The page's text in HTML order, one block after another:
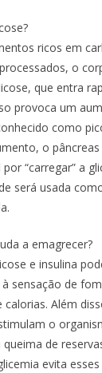
ricos em
o
que entra
provoca um
como
o pâncreas
“carregar” a
será usada
a emagrecer?
e insulina
sensação de
Além
o
de
evita